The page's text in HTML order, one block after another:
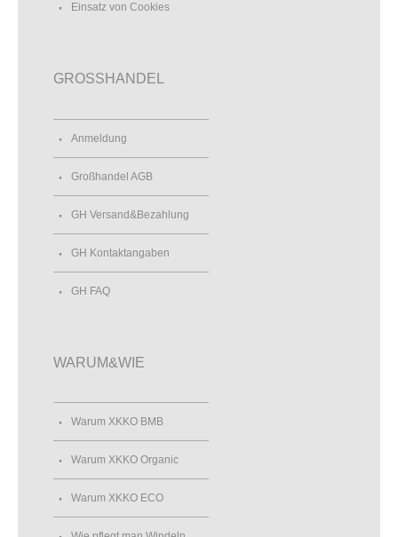
Einsatz von Cookies
GROSSHANDEL
Anmeldung
Großhandel AGB
GH Versand&Bezahlung
GH Kontaktangaben
GH FAQ
WARUM&WIE
Warum XKKO BMB
Warum XKKO Organic
Warum XKKO ECO